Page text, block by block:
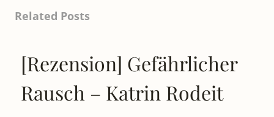
Related Posts
[Rezension] Gefährlicher
Rausch – Katrin Rodeit